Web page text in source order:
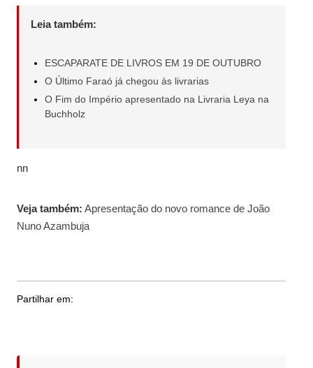
Leia também:
ESCAPARATE DE LIVROS EM 19 DE OUTUBRO
O Último Faraó já chegou às livrarias
O Fim do Império apresentado na Livraria Leya na
Buchholz
nn
Veja também: Apresentação do novo romance de João
Nuno Azambuja
Partilhar em: